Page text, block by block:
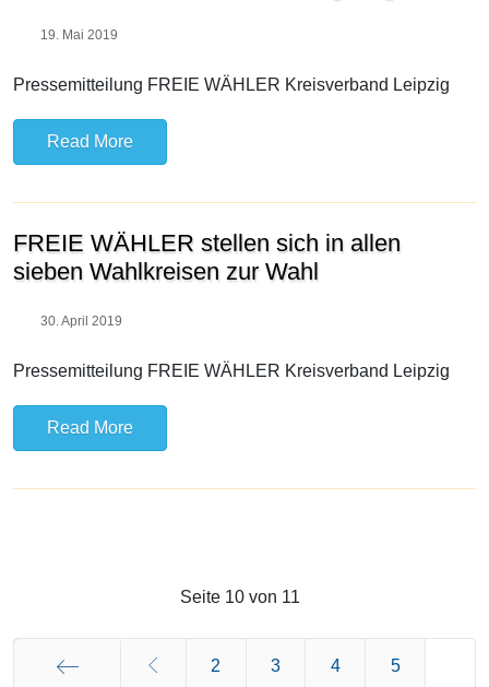
19. Mai 2019
Pressemitteilung FREIE WÄHLER Kreisverband Leipzig
Read More
FREIE WÄHLER stellen sich in allen
sieben Wahlkreisen zur Wahl
30. April 2019
Pressemitteilung FREIE WÄHLER Kreisverband Leipzig
Read More
Seite 10 von 11
2 3 4 5